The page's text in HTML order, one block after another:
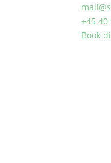
+45 40
Book